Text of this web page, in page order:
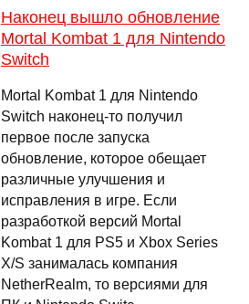
Наконец вышло обновление
Mortal Kombat 1 для Nintendo
Switch
Mortal Kombat 1 для Nintendo
Switch наконец-то получил
первое после запуска
обновление, которое обещает
различные улучшения и
исправления в игре. Если
разработкой версий Mortal
Kombat 1 для PS5 и Xbox Series
X/S занималась компания
NetherRealm, то версиями для